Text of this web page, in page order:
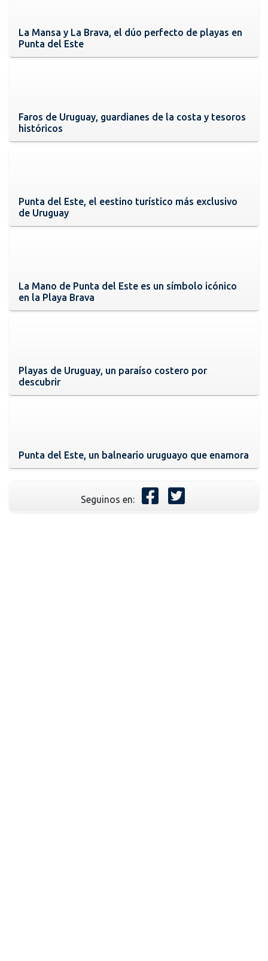
La Mansa y La Brava, el dúo perfecto de playas en
Punta del Este
Faros de Uruguay, guardianes de la costa y tesoros
históricos
Punta del Este, el eestino turístico más exclusivo
de Uruguay
La Mano de Punta del Este es un símbolo icónico
en la Playa Brava
Playas de Uruguay, un paraíso costero por
descubrir
Punta del Este, un balneario uruguayo que enamora
Seguinos en: